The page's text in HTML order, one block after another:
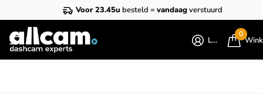
Voor 23.45u besteld = vandaagverstuurd
Login
0